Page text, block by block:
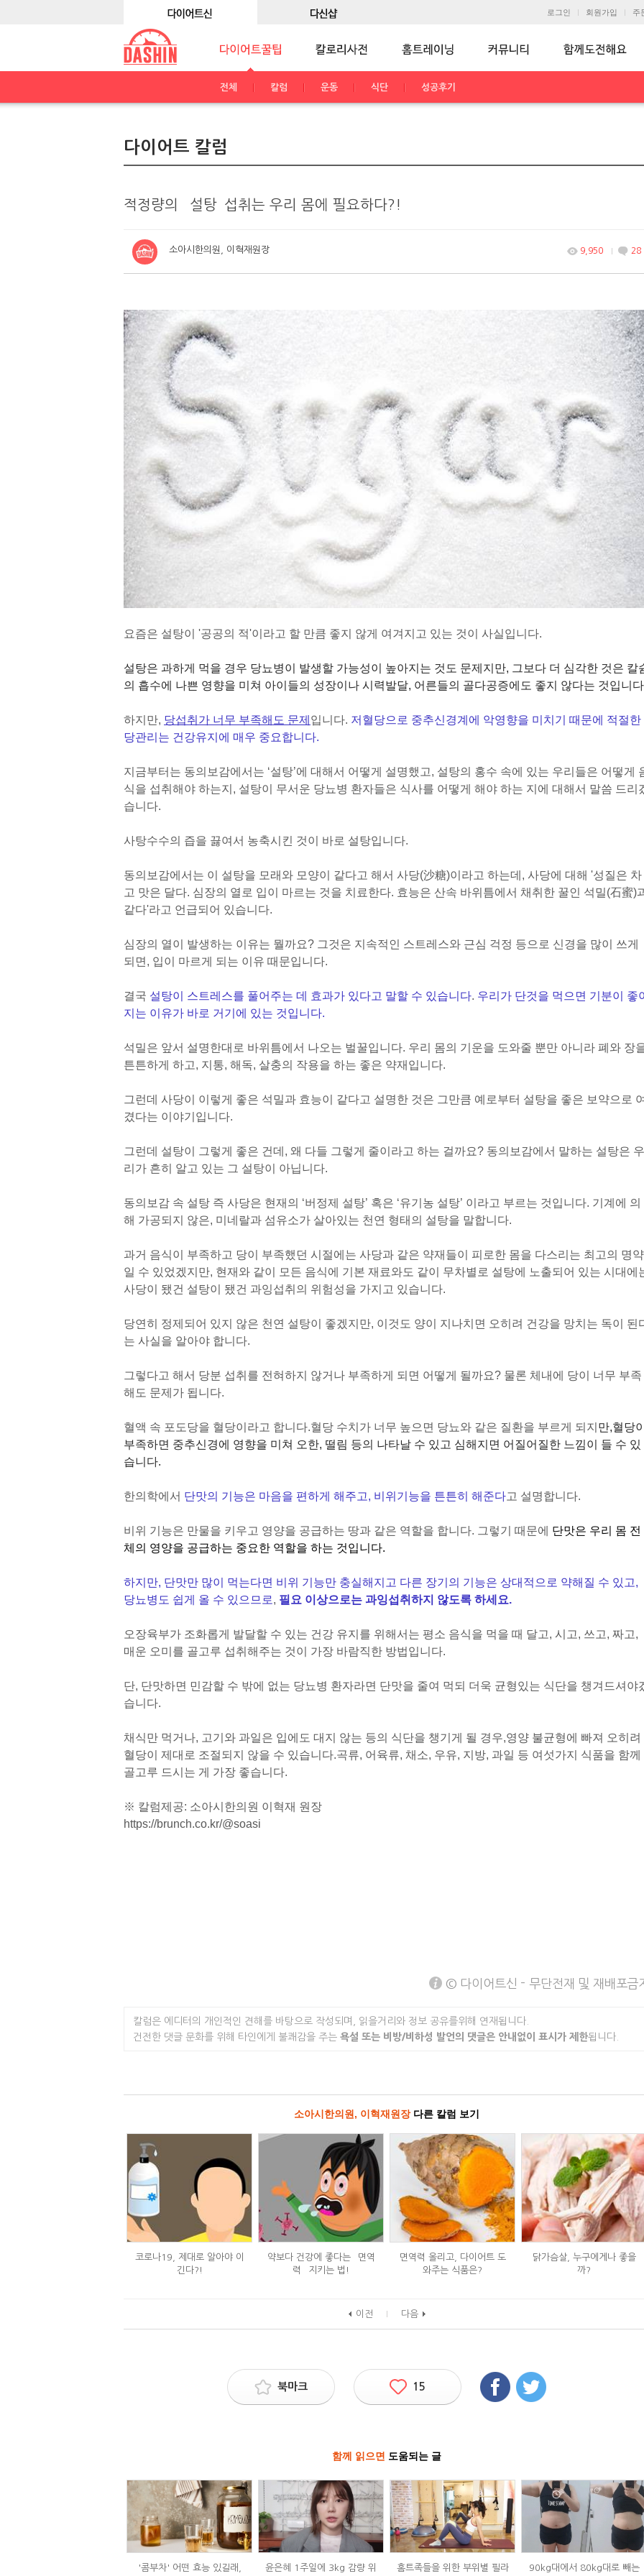
로그인 회원가입 주
전체 칼럼 운동 식단 성공후기
다이어트 칼럼
적정량의 `설탕`섭취는 우리 몸에 필요하다?!
소아시한의원, 이혁재원장 9,950 28
요즘은 설탕이 '공공의 적'이라고 할 만큼 좋지 않게 여겨지고 있는 것이 사실입니다.
설탕은 과하게 먹을 경우 당뇨병이 발생할 가능성이 높아지는 것도 문제지만, 그보다 더 심각한 것은 칼
의 흡수에 나쁜 영향을 미쳐 아이들의 성장이나 시력발달, 어른들의 골다공증에도 좋지 않다는 것입니
하지만, 당섭취가 너무 부족해도 문제 입니다. 저혈당으로 중추신경계에 악영향을 미치기 때문에 적절한
당관리는 건강유지에 매우 중요합니다.
지금부터는 동의보감에서는 ‘설탕’에 대해서 어떻게 설명했고, 설탕의 홍수 속에 있는 우리들은 어떻게
식을 섭취해야 하는지, 설탕이 무서운 당뇨병 환자들은 식사를 어떻게 해야 하는 지에 대해서 말씀 드리
습니다.
사탕수수의 즙을 끓여서 농축시킨 것이 바로 설탕입니다.
동의보감에서는 이 설탕을 모래와 모양이 같다고 해서 사당(沙糖)이라고 하는데, 사당에 대해 '성질은 차
고 맛은 달다. 심장의 열로 입이 마르는 것을 치료한다. 효능은 산속 바위틈에서 채취한 꿀인 석밀(石蜜)
같다'라고 언급되어 있습니다.
심장의 열이 발생하는 이유는 뭘까요? 그것은 지속적인 스트레스와 근심 걱정 등으로 신경을 많이 쓰게
되면, 입이 마르게 되는 이유 때문입니다.
결국 설탕이 스트레스를 풀어주는 데 효과가 있다고 말할 수 있습니다. 우리가 단것을 먹으면 기분이 좋
지는 이유가 바로 거기에 있는 것입니다.
석밀은 앞서 설명한대로 바위틈에서 나오는 벌꿀입니다. 우리 몸의 기운을 도와줄 뿐만 아니라 폐와 장
튼튼하게 하고, 지통, 해독, 살충의 작용을 하는 좋은 약재입니다.
그런데 사당이 이렇게 좋은 석밀과 효능이 같다고 설명한 것은 그만큼 예로부터 설탕을 좋은 보약으로
겼다는 이야기입니다.
그런데 설탕이 그렇게 좋은 건데, 왜 다들 그렇게 줄이라고 하는 걸까요? 동의보감에서 말하는 설탕은 우
리가 흔히 알고 있는 그 설탕이 아닙니다.
동의보감 속 설탕 즉 사당은 현재의 ‘버정제 설탕’ 혹은 ‘유기농 설탕’ 이라고 부르는 것입니다. 기계에 의
해 가공되지 않은, 미네랄과 섬유소가 살아있는 천연 형태의 설탕을 말합니다.
과거 음식이 부족하고 당이 부족했던 시절에는 사당과 같은 약재들이 피로한 몸을 다스리는 최고의 명약
일 수 있었겠지만, 현재와 같이 모든 음식에 기본 재료와도 같이 무차별로 설탕에 노출되어 있는 시대에
사당이 됐건 설탕이 됐건 과잉섭취의 위험성을 가지고 있습니다.
당연히 정제되어 있지 않은 천연 설탕이 좋겠지만, 이것도 양이 지나치면 오히려 건강을 망치는 독이 된
는 사실을 알아야 합니다.
그렇다고 해서 당분 섭취를 전혀하지 않거나 부족하게 되면 어떻게 될까요? 물론 체내에 당이 너무 부족
해도 문제가 됩니다.
혈액 속 포도당을 혈당이라고 합니다.혈당 수치가 너무 높으면 당뇨와 같은 질환을 부르게 되지 만,혈당
부족하면 중추신경에 영향을 미쳐 오한, 떨림 등의 나타날 수 있고 심해지면 어질어질한 느낌이 들 수 있
습니다.
한의학에서 단맛의 기능은 마음을 편하게 해주고, 비위기능을 튼튼히 해준다고 설명합니다.
비위 기능은 만물을 키우고 영양을 공급하는 땅과 같은 역할을 합니다. 그렇기 때문에
단맛은 우리 몸 전
체의 영양을 공급하는 중요한 역할을 하는 것입니다.
하지만, 단맛만 많이 먹는다면 비위 기능만 충실해지고 다른 장기의 기능은 상대적으로 약해질 수 있고,
당뇨병도 쉽게 올 수 있으므로, 필요 이상으로는 과잉섭취하지 않도록 하세요.
오장육부가 조화롭게 발달할 수 있는 건강 유지를 위해서는 평소 음식을 먹을 때 달고, 시고, 쓰고, 짜고,
매운 오미를 골고루 섭취해주는 것이 가장 바람직한 방법입니다.
단, 단맛하면 민감할 수 밖에 없는 당뇨병 환자라면 단맛을 줄여 먹되 더욱 균형있는 식단을 챙겨드셔야
습니다.
채식만 먹거나, 고기와 과일은 입에도 대지 않는 등의 식단을 챙기게 될 경우,영양 불균형에 빠져 오히려
혈당이 제대로 조절되지 않을 수 있습니다.곡류, 어육류, 채소, 우유, 지방, 과일 등 여섯가지 식품을 함께
골고루 드시는 게 가장 좋습니다.
※ 칼럼제공: 소아시한의원 이혁재 원장
https://brunch.co.kr/@soasi
© 다이어트신 - 무단전재 및 재배포금
칼럼은 에디터의 개인적인 견해를 바탕으로 작성되며, 읽을거리와 정보 공유를위해 연재됩니다.
건전한 댓글 문화를 위해 타인에게 불쾌감을 주는 욕설 또는 비방/비하성 발언의 댓글은 안내없이 표시가 제한됩니다.
소아시한의원, 이혁재원장다른 칼럼 보기
코로나19, 제대로 알아야 이
긴다?!
약보다 건강에 좋다는 `면역
력` 지키는 법!
면역력 올리고, 다이어트 도
와주는 식품은?
닭가슴살, 누구에게나 좋을
까?
이전 다음
북마크 15
함께 읽으면 도움되는 글
'콤부차' 어떤 효능 있길래,
윤은혜 1주일에 3kg 감량 위
홈트족들을 위한 부위별 필라
90kg대에서 80kg대로 빼는